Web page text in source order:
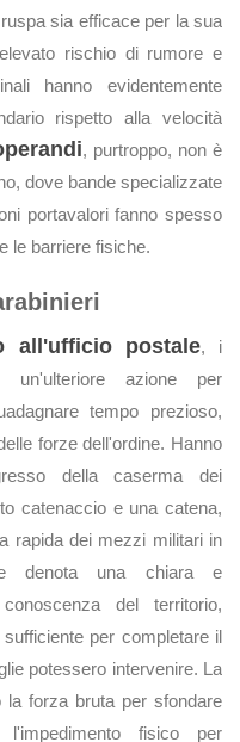
sia efficace per la sua
rischio di rumore e
hanno evidentemente
rispetto alla velocità
, purtroppo, non è
dove bande specializzate
portavalori fanno spesso
le barriere fisiche.
all'ufficio postale, i
un'ulteriore azione per
tempo prezioso,
forze dell'ordine. Hanno
della caserma dei
catenaccio e una catena,
rapida dei mezzi militari in
denota una chiara e
del territorio,
per completare il
potessero intervenire. La
forza bruta per sfondare
fisico per